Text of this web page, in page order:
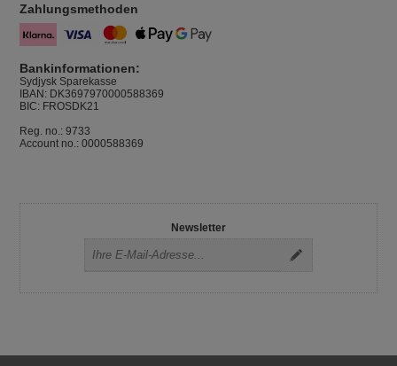
Zahlungsmethoden
Bankinformationen:
Sydjysk Sparekasse
IBAN: DK3697970000588369
BIC: FROSDK21
Reg. no.: 9733
Account no.: 0000588369
Newsletter